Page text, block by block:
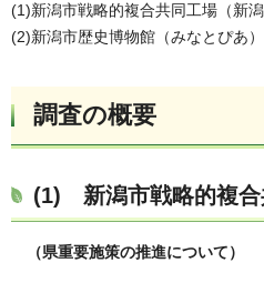
(1)新潟市戦略的複合共同工場（新潟
(2)新潟市歴史博物館（みなとぴあ）
調査の概要
(1) 新潟市戦略的複合
（県重要施策の推進について）